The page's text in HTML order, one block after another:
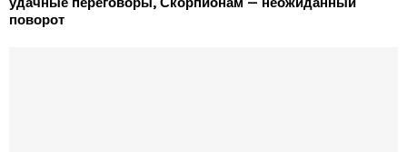
поворот